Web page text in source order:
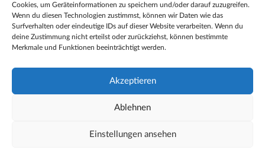
Cookies, um Geräteinformationen zu speichern und/oder darauf zuzugreifen.
Wenn du diesen Technologien zustimmst, können wir Daten wie das
Surfverhalten oder eindeutige IDs auf dieser Website verarbeiten. Wenn du
deine Zustimmung nicht erteilst oder zurückziehst, können bestimmte
Merkmale und Funktionen beeinträchtigt werden.
Akzeptieren
Ablehnen
Einstellungen ansehen
eingehen, zu offener Begegnung und ehrlicher Auseinandersetzung
anregen und mithelfen, aus der Verheißung des Evangeliums heraus
im individuellen und gesellschaftlichen Leben verantwortlich zu
denken, zu reden und zu handeln.
Impressum
Teilnahmebedingungen
Cookie-Richtlinie (EU)